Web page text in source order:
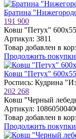
Братина
191 900
Ковш "Петух"
Артикул: 3811
Товар добавлен в
Продолжить покупки
Ковш "Петух"
Роспись: Кудрина
202 268
Ковш "Черный
Артикул:
Товар добавлен в
Продолжить покупки